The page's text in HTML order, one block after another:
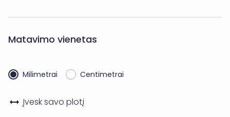
Matavimo vienetas
Milimetrai Centimetrai
Įvesk savo plotį